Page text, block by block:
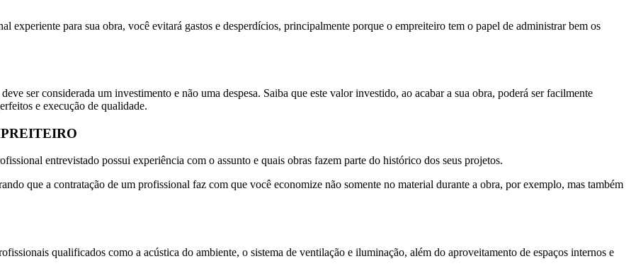
experiente para sua obra, você evitará gastos e desperdícios, principalmente porque o empreiteiro tem o papel de administrar bem os
ser considerada um investimento e não uma despesa. Saiba que este valor investido, ao acabar a sua obra, poderá ser facilmente
e execução de qualidade.
entrevistado possui experiência com o assunto e quais obras fazem parte do histórico dos seus projetos.
que a contratação de um profissional faz com que você economize não somente no material durante a obra, por exemplo, mas também
qualificados como a acústica do ambiente, o sistema de ventilação e iluminação, além do aproveitamento de espaços internos e